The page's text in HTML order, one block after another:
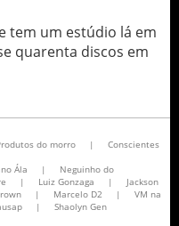
tem um estúdio lá em
quarenta discos em
do morro |
Conscientes
Ála |
Neguinho do
| Luiz Gonzaga |
Jackson
| Marcelo D2 |
VM na
|
Shaolyn Gen